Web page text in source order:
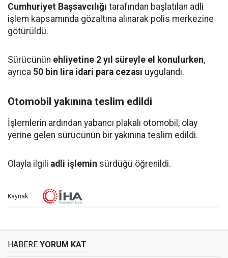
Cumhuriyet Başsavcılığı tarafından başlatılan adli
işlem kapsamında gözaltına alınarak polis merkezine
götürüldü.
Sürücünün ehliyetine 2 yıl süreyle el konulurken,
ayrıca 50 bin lira idari para cezası uygulandı.
Otomobil yakınına teslim edildi
İşlemlerin ardından yabancı plakalı otomobil, olay
yerine gelen sürücünün bir yakınına teslim edildi.
Olayla ilgili adli işlemin sürdüğü öğrenildi.
Kaynak:
HABERE YORUM KAT